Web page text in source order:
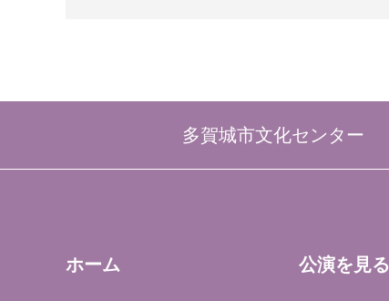
多賀城市文化センター
ホーム 公演を見る